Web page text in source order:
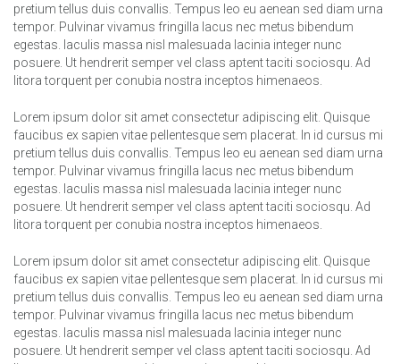
pretium tellus duis convallis. Tempus leo eu aenean sed diam urna
tempor. Pulvinar vivamus fringilla lacus nec metus bibendum
egestas. Iaculis massa nisl malesuada lacinia integer nunc
posuere. Ut hendrerit semper vel class aptent taciti sociosqu. Ad
litora torquent per conubia nostra inceptos himenaeos.
Lorem ipsum dolor sit amet consectetur adipiscing elit. Quisque
faucibus ex sapien vitae pellentesque sem placerat. In id cursus mi
pretium tellus duis convallis. Tempus leo eu aenean sed diam urna
tempor. Pulvinar vivamus fringilla lacus nec metus bibendum
egestas. Iaculis massa nisl malesuada lacinia integer nunc
posuere. Ut hendrerit semper vel class aptent taciti sociosqu. Ad
litora torquent per conubia nostra inceptos himenaeos.
Lorem ipsum dolor sit amet consectetur adipiscing elit. Quisque
faucibus ex sapien vitae pellentesque sem placerat. In id cursus mi
pretium tellus duis convallis. Tempus leo eu aenean sed diam urna
tempor. Pulvinar vivamus fringilla lacus nec metus bibendum
egestas. Iaculis massa nisl malesuada lacinia integer nunc
posuere. Ut hendrerit semper vel class aptent taciti sociosqu. Ad